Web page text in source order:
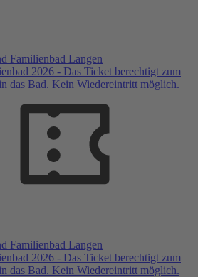
Familienbad Langen
2026 - Das Ticket berechtigt zum
das Bad. Kein Wiedereintritt möglich.
Familienbad Langen
2026 - Das Ticket berechtigt zum
das Bad. Kein Wiedereintritt möglich.